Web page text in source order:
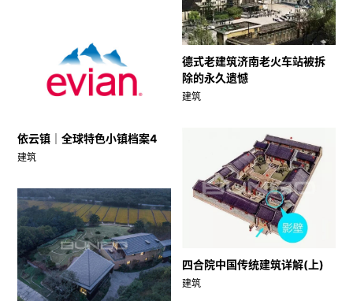
德式老建筑济南老火车站被拆
除的永久遗憾
建筑
依云镇｜全球特色小镇档案4
建筑
四合院中国传统建筑详解(上)
建筑